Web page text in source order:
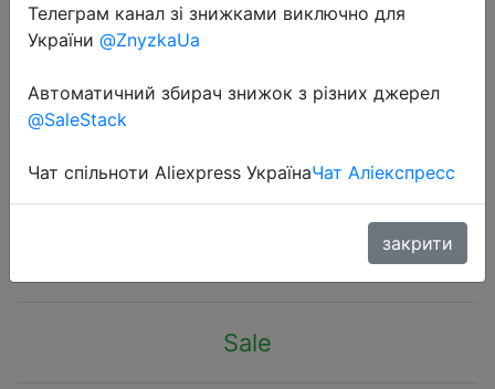
2020-11-19
Ремешок из мягкого ТПУ для
наручных часов Xiaomi MiBand 4,
для mi band 4
Sale
Телеграм канал зі знижками виключно для
України @ZnyzkaUa
Автоматичний збирач знижок з різних джерел
@SaleStack
Чат спільноти Aliexpress УкраїнаЧат Аліекспресс
закрити